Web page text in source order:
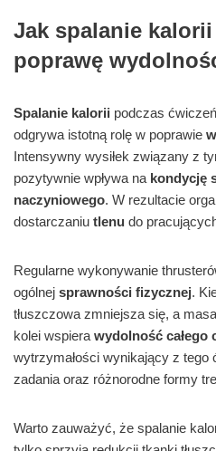
Jak spalanie kalorii
poprawę
Spalanie kalorii podczas
odgrywa istotną rolę w poprawie
Intensywny wysiłek związany z
pozytywnie wpływa na kondycję
naczyniowego. W rezultacie
dostarczaniu tlenu do
Regularne wykonywanie
ogólnej sprawności fizycznej.
tłuszczowa zmniejsza się, a
kolei wspiera wydolność całego
wytrzymałości wynikający z tego
zadania oraz różnorodne formy
Warto zauważyć, że spalanie